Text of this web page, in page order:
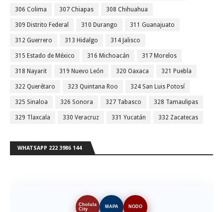
306 Colima 307 Chiapas 308 Chihuahua
309 Distrito Federal 310 Durango 311 Guanajuato
312 Guerrero 313 Hidalgo 314 Jalisco
315 Estado de México 316 Michoacán 317 Morelos
318 Nayarit 319 Nuevo León 320 Oaxaca 321 Puebla
322 Querétaro 323 Quintana Roo 324 San Luis Potosí
325 Sinaloa 326 Sonora 327 Tabasco 328 Tamaulipas
329 Tlaxcala 330 Veracruz 331 Yucatán 332 Zacatecas
WHATSAPP 222 3986 144
Cholula
City
MAPA NODO